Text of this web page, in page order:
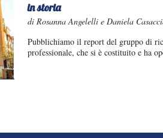
in storia
di Rosanna Angelelli e Daniela
Pubblichiamo il report del gruppo di
professionale, che si è costituito e ha